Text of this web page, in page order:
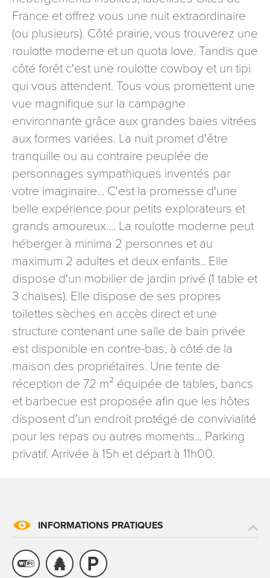
France et offrez vous une nuit extraordinaire
(ou plusieurs). Côté prairie, vous trouverez une
roulotte moderne et un quota love. Tandis que
côté forêt c'est une roulotte cowboy et un tipi
qui vous attendent. Tous vous promettent une
vue magnifique sur la campagne
environnante grâce aux grandes baies vitrées
aux formes variées. La nuit promet d'être
tranquille ou au contraire peuplée de
personnages sympathiques inventés par
votre imaginaire... C'est la promesse d'une
belle expérience pour petits explorateurs et
grands amoureux.... La roulotte moderne peut
héberger à minima 2 personnes et au
maximum 2 adultes et deux enfants.. Elle
dispose d'un mobilier de jardin privé (1 table et
3 chaises). Elle dispose de ses propres
toilettes sèches en accès direct et une
structure contenant une salle de bain privée
est disponible en contre-bas, à côté de la
maison des propriétaires. Une tente de
réception de 72 m² équipée de tables, bancs
et barbecue est proposée afin que les hôtes
disposent d'un endroit protégé de convivialité
pour les repas ou autres moments... Parking
privatif. Arrivée à 15h et départ à 11h00.
INFORMATIONS PRATIQUES
signé accompagné de la copie d’un titre d’identité à
esplanade Jacques-Baudot CO 90019 54035 NANCY
cedex
reCAPTCHA